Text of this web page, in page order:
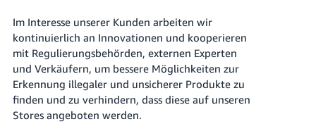
Im Interesse unserer Kunden arbeiten wir
kontinuierlich an Innovationen und kooperieren
mit Regulierungsbehörden, externen Experten
und Verkäufern, um bessere Möglichkeiten zur
Erkennung illegaler und unsicherer Produkte zu
finden und zu verhindern, dass diese auf unseren
Stores angeboten werden.